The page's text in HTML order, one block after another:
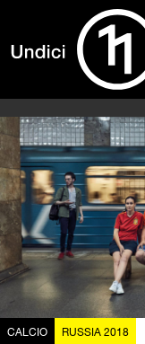
CALCIO RUSSIA 2018